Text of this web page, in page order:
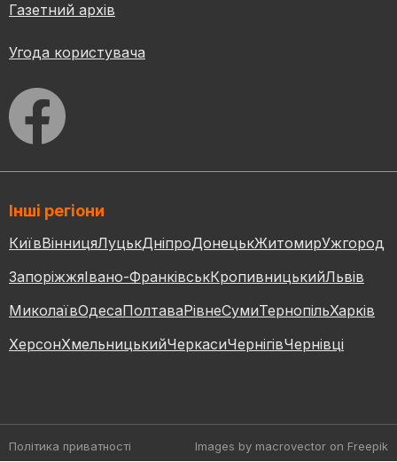
Газетний архів
Угода користувача
Інші регіони
КиївВінницяЛуцькДніпроДонецькЖитомирУжгород
ЗапоріжжяІвано-ФранківськКропивницькийЛьвів
МиколаївОдесаПолтаваРівнеСумиТернопільХарків
ХерсонХмельницькийЧеркасиЧернігівЧернівці
Політика приватності Images by macrovector on Freepik